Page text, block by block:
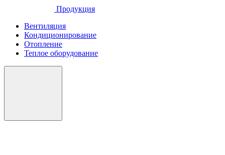
Продукция
Вентиляция
Кондиционирование
Отопление
Теплое оборудование